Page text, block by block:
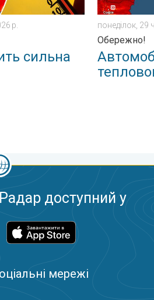
р.
сильна
понеділок, 29
Обережно!
доступний у
мережі